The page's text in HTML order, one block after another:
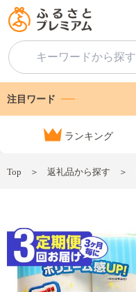
注目ワード
ランキング
Top 返礼品から探す